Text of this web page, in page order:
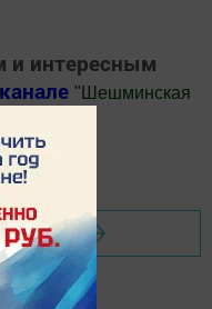
и интересным
" Шешминская